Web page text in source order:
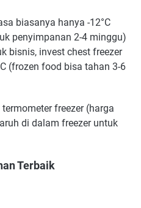
biasanya hanya -12°C
penyimpanan 2-4 minggu)
bisnis, invest chest freezer
(frozen food bisa tahan 3-6
termometer freezer (harga
di dalam freezer untuk
Terbaik